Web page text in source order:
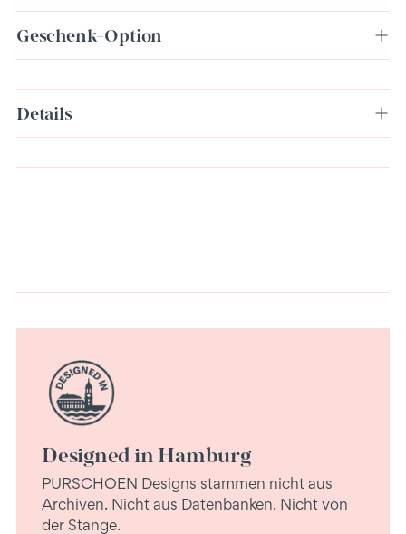
Geschenk-Option
in
den
Details
Designed in Hamburg
PURSCHOEN Designs stammen nicht aus
Archiven. Nicht aus Datenbanken. Nicht von
der Stange.